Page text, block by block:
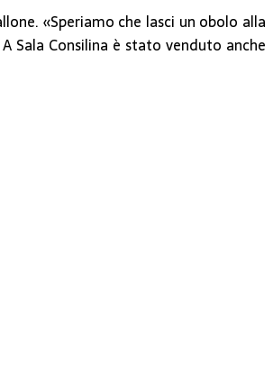
«Speriamo che lasci un obolo alla
Sala Consilina è stato venduto anche